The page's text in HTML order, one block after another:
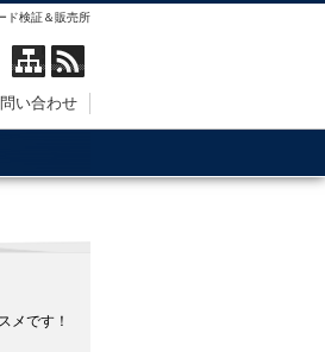
ド検証＆販売所
問い合わせ
メです！